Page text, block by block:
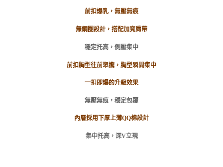
https://aftee.tw/terms/#terms3
「AFTEE先享後付」，若未經同意申辦者引起之損失，本公司不負相關責
４．使用「AFTEE先享後付」時，將依據個別帳號之用戶狀況，依本公司即
請求用戶進行身份認證。
恩沛科技股份有限公司將有權停止該用戶之使用額度並採取法律行動。
每筆NT$80，滿NT$999(含以上)免運費
每筆NT$80，滿NT$999(含以上)免運費
前扣爆乳，無壓無痕
無鋼圈設計，搭配加寬肩帶
穩定托高，側壓集中
前扣胸型往前聚攏，胸型瞬間集中
一扣即爆的升級效果
無壓無痕，穩定包覆
內層採用下厚上薄QQ棉設計
集中托高，深V立現